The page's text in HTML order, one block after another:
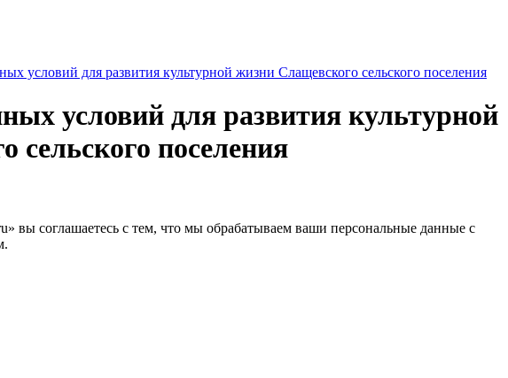
условий для развития культурной жизни Слащевского сельского поселения
условий для развития культурной
сельского поселения
вы соглашаетесь с тем, что мы обрабатываем ваши персональные данные с